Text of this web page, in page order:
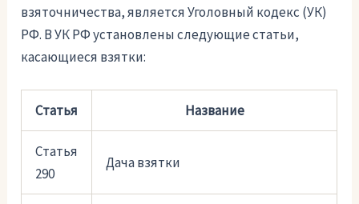
взяточничества, является Уголовный кодекс (УК)
РФ. В УК РФ установлены следующие статьи,
касающиеся взятки:
Статья Название
Статья
290
Дача взятки